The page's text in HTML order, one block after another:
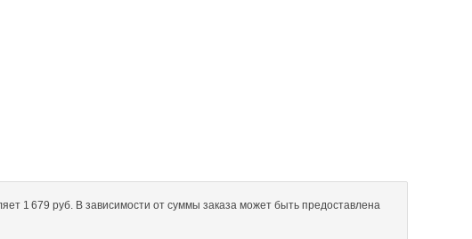
1 679 руб. В зависимости от суммы заказа может быть предоставлена